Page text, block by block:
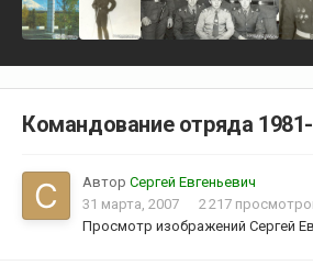
Командование отряда
Автор Сергей Евгеньевич
31 марта, 2007
2 217
Просмотр изображений Сергей